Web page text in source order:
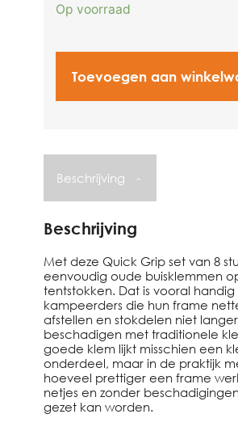
Op voorraad
Toevoegen aan
Vind een dealer
Beschrijving
Beschrijving
Met deze Quick Grip set van 8
eenvoudig oude buisklemmen
tentstokken. Dat is vooral
kampeerders die hun frame
afstellen en stokdelen niet
beschadigen met traditionele
goede klem lijkt misschien een
onderdeel, maar in de praktijk
hoeveel prettiger een frame
netjes en zonder
gezet kan worden.